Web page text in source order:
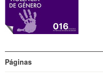
Páginas